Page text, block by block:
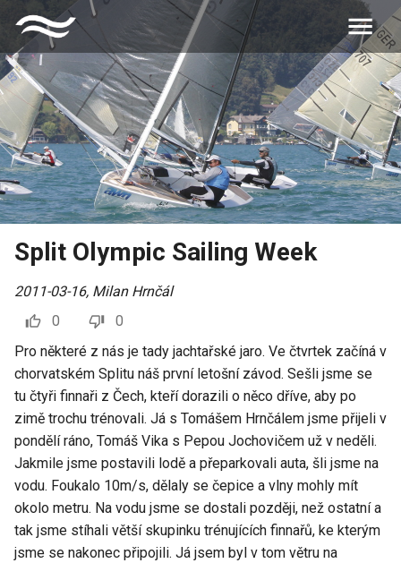
Split Olympic Sailing Week
2011-03-16, Milan Hrnčál
0
0
Pro některé z nás je tady jachtařské jaro. Ve čtvrtek začíná v
chorvatském Splitu náš první letošní závod. Sešli jsme se
tu čtyři finnaři z Čech, kteří dorazili o něco dříve, aby po
zimě trochu trénovali. Já s Tomášem Hrnčálem jsme přijeli v
pondělí ráno, Tomáš Vika s Pepou Jochovičem už v neděli.
Jakmile jsme postavili lodě a přeparkovali auta, šli jsme na
vodu. Foukalo 10m/s, dělaly se čepice a vlny mohly mít
okolo metru. Na vodu jsme se dostali později, než ostatní a
tak jsme stíhali větší skupinku trénujících finnařů, ke kterým
jsme se nakonec připojili. Já jsem byl v tom větru na